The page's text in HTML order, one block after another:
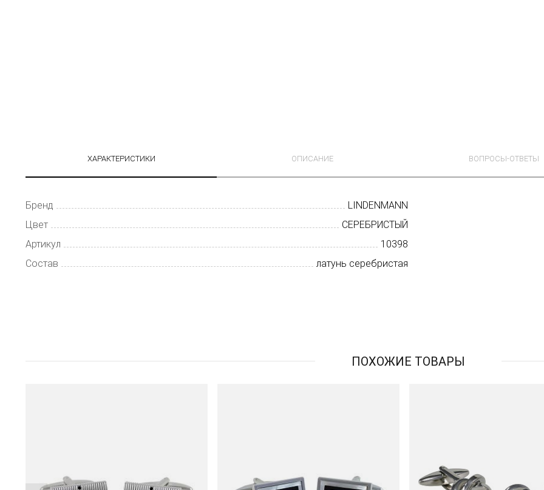
ХАРАКТЕРИСТИКИ ОПИСАНИЕ ВОПРОСЫ-ОТВЕТЫ
Бренд
LINDENMANN
Цвет
СЕРЕБРИСТЫЙ
Артикул
10398
Состав
латунь серебристая
ПОХОЖИЕ ТОВАРЫ